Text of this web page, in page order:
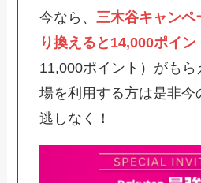
今なら、三木谷キャンペ
り換えると14,000ポイン
11,000ポイント）がも
場を利用する方は是非今
逃しなく！